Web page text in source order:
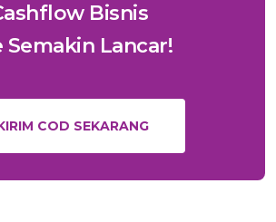
Bisnis
Semakin Lancar!
COD SEKARANG